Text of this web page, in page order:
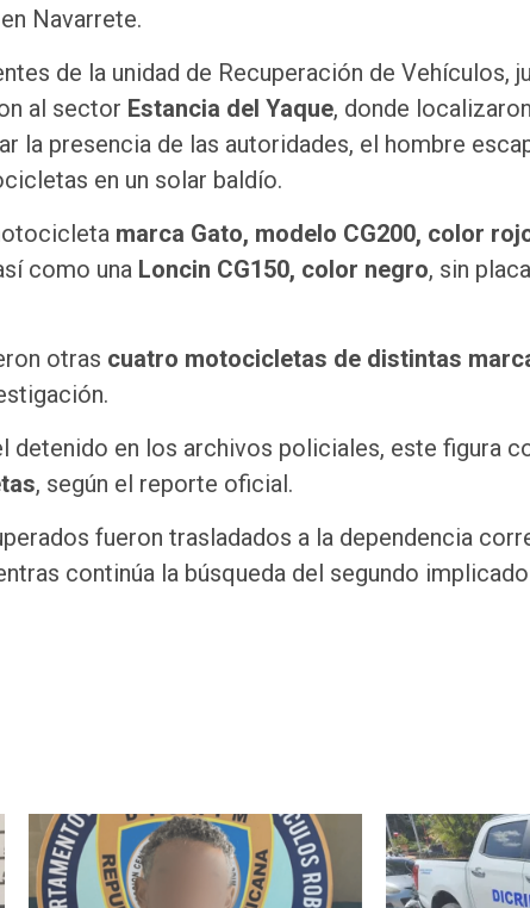
Navarrete.
de la unidad de Recuperación de Vehículos,
al sector Estancia del Yaque, donde
la presencia de las autoridades, el hombre
en un solar baldío.
marca Gato, modelo CG200, color
como una Loncin CG150, color negro, sin
otras cuatro motocicletas de distintas
detenido en los archivos policiales, este figura
, según el reporte oficial.
fueron trasladados a la dependencia
continúa la búsqueda del segundo